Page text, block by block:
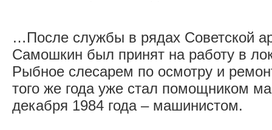
…После службы в рядах Советской
Самошкин был принят на работу в
Рыбное слесарем по осмотру и
того же года уже стал помощником
декабря 1984 года – машинистом.